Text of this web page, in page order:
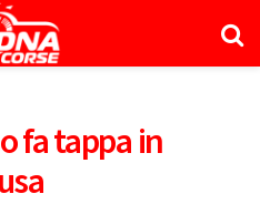
fa tappa in